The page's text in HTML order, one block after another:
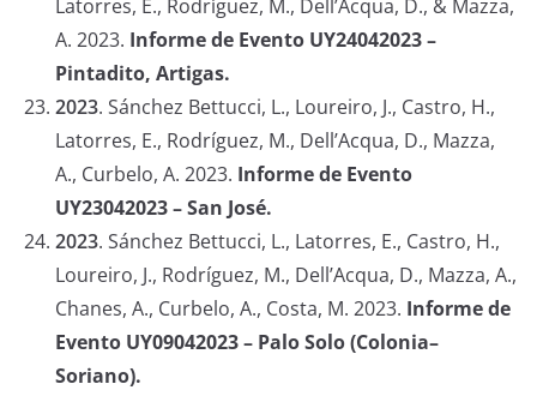
Latorres, E., Rodríguez, M., Dell’Acqua, D., & Mazza,
A. 2023. Informe de Evento UY24042023 –
Pintadito, Artigas.
2023. Sánchez Bettucci, L., Loureiro, J., Castro, H.,
Latorres, E., Rodríguez, M., Dell’Acqua, D., Mazza,
A., Curbelo, A. 2023. Informe de Evento
UY23042023 – San José.
2023. Sánchez Bettucci, L., Latorres, E., Castro, H.,
Loureiro, J., Rodríguez, M., Dell’Acqua, D., Mazza, A.,
Chanes, A., Curbelo, A., Costa, M. 2023. Informe de
Evento UY09042023 – Palo Solo (Colonia–
Soriano).